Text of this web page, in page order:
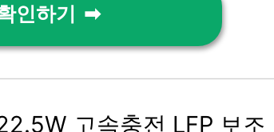
인하기
고속충전 LFP 보조